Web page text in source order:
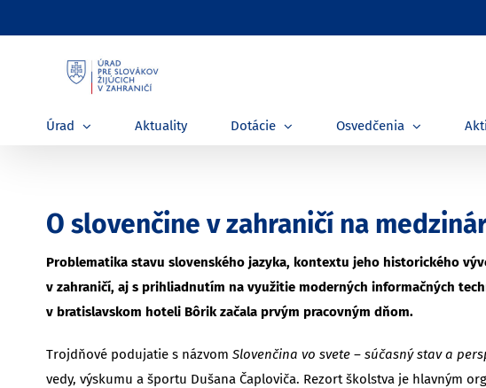
to
Úrad Aktuality Dotácie Osvedčenia
O slovenčine v zahraničí na
Problematika stavu slovenského jazyka, kontextu jeho historického
v zahraničí, aj s prihliadnutím na využitie moderných informačných
v bratislavskom hoteli Bôrik začala prvým pracovným dňom.
Trojdňové podujatie s názvom Slovenčina vo svete – súčasný stav a
vedy, výskumu a športu Dušana Čaploviča. Rezort školstva je hlavným